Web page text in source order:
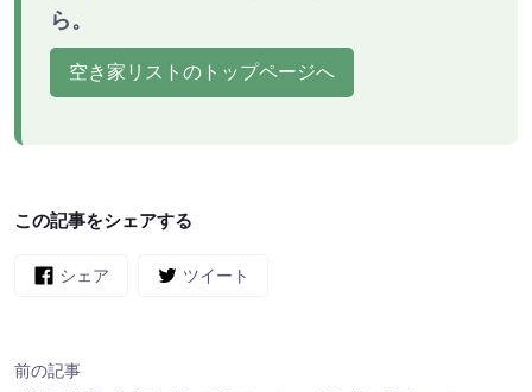
ら。
空き家リストのトップページへ
この記事をシェアする
シェア ツイート
前の記事